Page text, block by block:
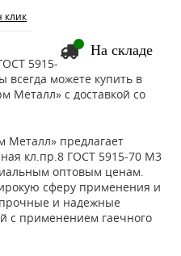
клик
На складе
5915-
можете купить в
Металл» с доставкой со
предлагает
кл.пр.8 ГОСТ 5915-70 М3
оптовым ценам.
сферу применения и
прочные и надежные
с применением гаечного